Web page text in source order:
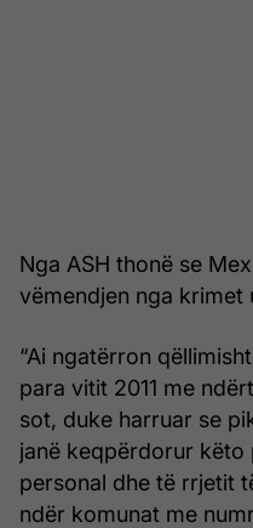
Nga ASH thonë se
vëmendjen nga krimet
“Ai ngatërron
para vitit 2011 me
sot, duke harruar se
janë keqpërdorur
personal dhe të rrjetit
ndër komunat me